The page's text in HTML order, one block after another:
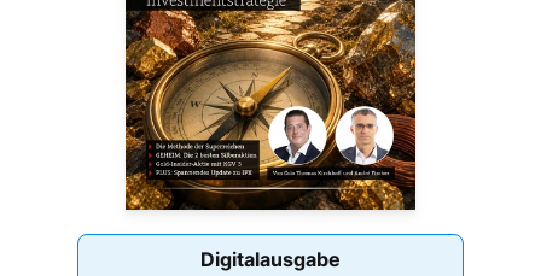
Digitalausgabe